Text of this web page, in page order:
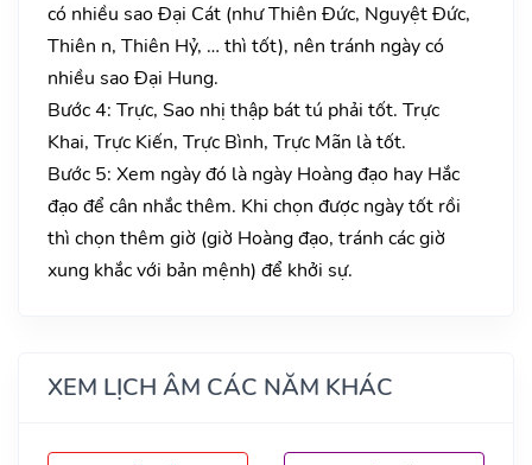
có nhiều sao Đại Cát (như Thiên Đức, Nguyệt Đức,
Thiên n, Thiên Hỷ, … thì tốt), nên tránh ngày có
nhiều sao Đại Hung.
Bước 4: Trực, Sao nhị thập bát tú phải tốt. Trực
Khai, Trực Kiến, Trực Bình, Trực Mãn là tốt.
Bước 5: Xem ngày đó là ngày Hoàng đạo hay Hắc
đạo để cân nhắc thêm. Khi chọn được ngày tốt rồi
thì chọn thêm giờ (giờ Hoàng đạo, tránh các giờ
xung khắc với bản mệnh) để khởi sự.
XEM LỊCH ÂM CÁC NĂM KHÁC